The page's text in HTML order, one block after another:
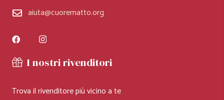
aiuta@cuorematto.org
I nostri rivenditori
Trova il rivenditore più vicino a te